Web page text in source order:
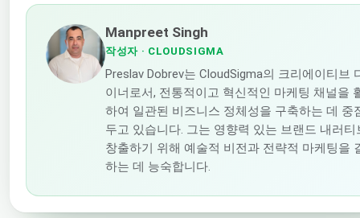
Manpreet Singh
작성자· CLOUDSIGMA
Preslav Dobrev는 CloudSigma의 크리에이티브
이너로서, 전통적이고 혁신적인 마케팅 채널을
하여 일관된 비즈니스 정체성을 구축하는 데 중
두고 있습니다. 그는 영향력 있는 브랜드 내러티
창출하기 위해 예술적 비전과 전략적 마케팅을
하는 데 능숙합니다.